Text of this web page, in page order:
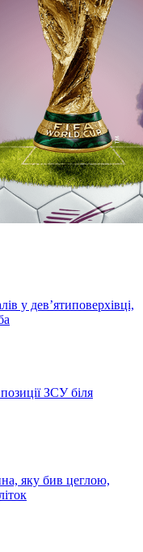
у дев’ятиповерхівці,
ЗСУ біля
яку бив цеглою,